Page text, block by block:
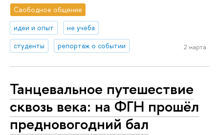
Свободное общение
идеи и опыт
не учеба
студенты
репортаж о событии 2 марта
Танцевальное путешествие
сквозь века: на ФГН прошёл
предновогодний бал